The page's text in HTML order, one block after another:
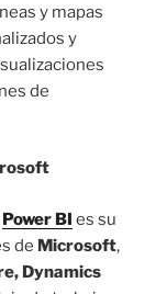
y mapas
y
de
Power BI es su
de Microsoft,
Dynamics